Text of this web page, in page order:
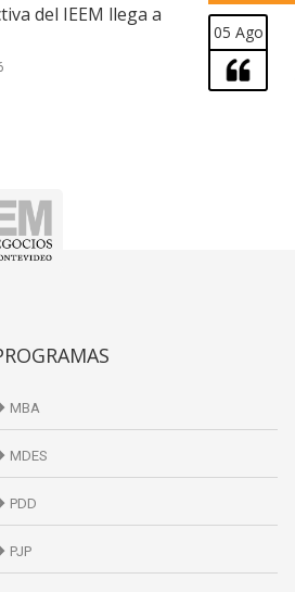
del IEEM llega a
05 Ago
MBA
MDES
PDD
PJP